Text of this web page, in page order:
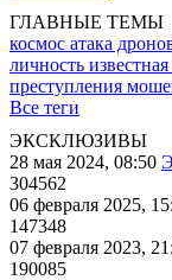
ГЛАВНЫЕ ТЕМЫ
космос атака
личность
преступления
Все теги
ЭКСКЛЮЗИВЫ
28 мая 2024, 08:50
304562
06 февраля 2025,
147348
07 февраля 2023,
190085